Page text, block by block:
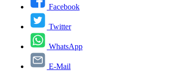
Facebook
Twitter
WhatsApp
E-Mail